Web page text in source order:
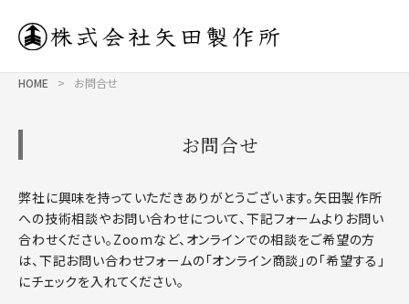
HOME > お問合せ
お問合せ
弊社に興味を持っていただきありがとうございます。矢田製作所
への技術相談やお問い合わせについて、下記フォームよりお問い
合わせください。Zoomなど、オンラインでの相談をご希望の方
は、下記お問い合わせフォームの「オンライン商談」の「希望する」
にチェックを入れてください。